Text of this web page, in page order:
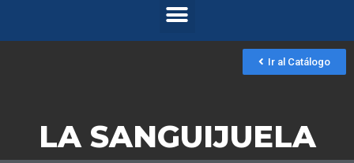
Ir al Catálogo
LA SANGUIJUELA